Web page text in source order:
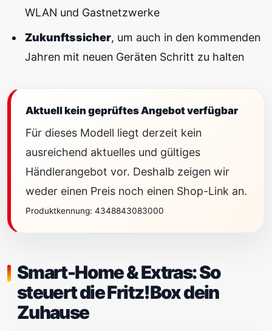
WLAN und Gastnetzwerke
Zukunftssicher, um auch in den kommenden
Jahren mit neuen Geräten Schritt zu halten
Aktuell kein geprüftes Angebot verfügbar
Für dieses Modell liegt derzeit kein
ausreichend aktuelles und gültiges
Händlerangebot vor. Deshalb zeigen wir
weder einen Preis noch einen Shop-Link an.
Produktkennung: 4348843083000
Smart-Home & Extras: So
steuert die Fritz!Box dein
Zuhause